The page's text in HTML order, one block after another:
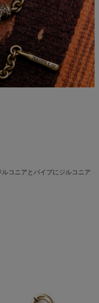
コニアとパイプにジルコニア